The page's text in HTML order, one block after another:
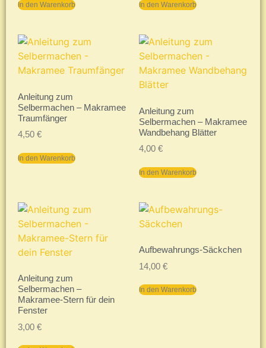
In den Warenkorb In den Warenkorb
Anleitung zum
Selbermachen – Makramee
Traumfänger
4,50 €
In den Warenkorb
Anleitung zum
Selbermachen – Makramee
Wandbehang Blätter
4,00 €
In den Warenkorb
Anleitung zum
Selbermachen –
Makramee-Stern für dein
Fenster
3,00 €
Aufbewahrungs-Säckchen
14,00 €
In den Warenkorb